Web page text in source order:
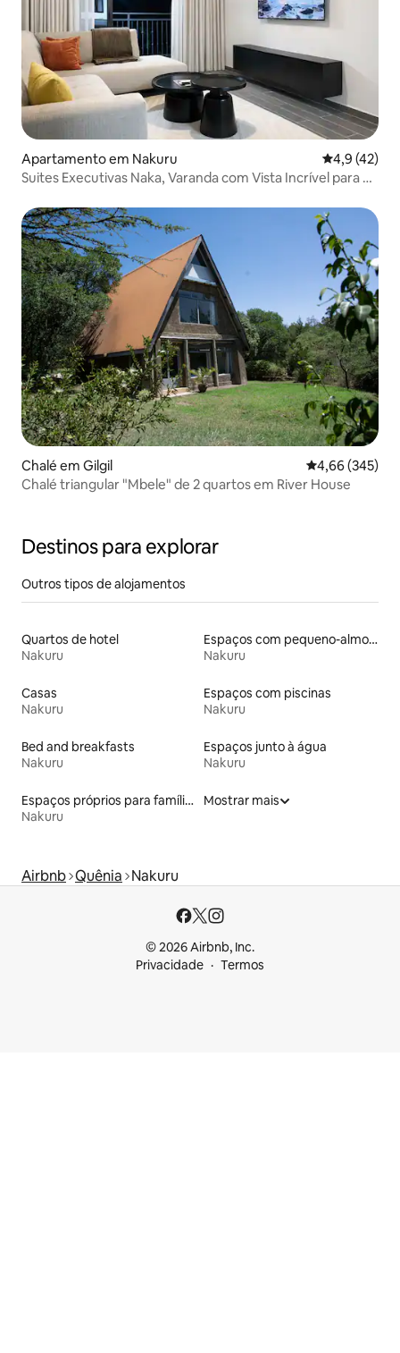
Apartamento em Nakuru
4,9 (42)
Suites Executivas Naka, Varanda com Vista Incrível para o
Chalé em Gilgil Classificação
4,66 (345)
Chalé triangular "Mbele" de 2 quartos em River House
Destinos para explorar
Outros tipos de alojamentos
Quartos de hotel
Nakuru
Espaços com pequeno-almoço
Nakuru
Casas
Nakuru
Espaços com piscinas
Nakuru
Bed and breakfasts
Nakuru
Espaços junto à água
Nakuru
Espaços próprios para famílias
Nakuru
Mostrar mais
Airbnb Quênia Nakuru
© 2026 Airbnb, Inc.
Privacidade
Termos